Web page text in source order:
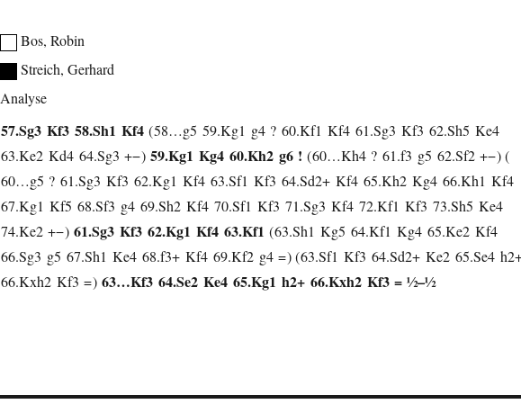
Bos, Robin
Streich, Gerhard
Analyse
57.Sg3 Kf3 58.Sh1 Kf4 58…g5 59.Kg1 g4 ? 60.Kf1 Kf4 61.Sg3 Kf3 62.Sh5 Ke4
63.Ke2 Kd4 64.Sg3 +− 59.Kg1 Kg4 60.Kh2 g6 ! 60…Kh4 ? 61.f3 g5 62.Sf2 +−
60…g5 ? 61.Sg3 Kf3 62.Kg1 Kf4 63.Sf1 Kf3 64.Sd2+ Kf4 65.Kh2 Kg4 66.Kh1 Kf4
67.Kg1 Kf5 68.Sf3 g4 69.Sh2 Kf4 70.Sf1 Kf3 71.Sg3 Kf4 72.Kf1 Kf3 73.Sh5 Ke4
74.Ke2 +− 61.Sg3 Kf3 62.Kg1 Kf4 63.Kf1 63.Sh1 Kg5 64.Kf1 Kg4 65.Ke2 Kf4
66.Sg3 g5 67.Sh1 Ke4 68.f3+ Kf4 69.Kf2 g4 = 63.Sf1 Kf3 64.Sd2+ Ke2 65.Se4
66.Kxh2 Kf3 = 63…Kf3 64.Se2 Ke4 65.Kg1 h2+ 66.Kxh2 Kf3 = ½–½